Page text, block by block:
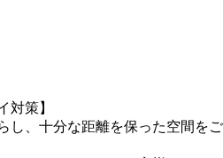
対策】
し、十分な距離を保った空間をご